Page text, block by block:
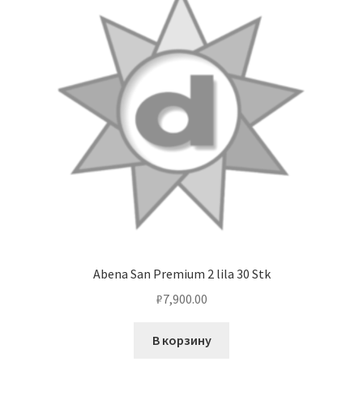
Abena San Premium 2 lila 30 Stk
₽7,900.00
В корзину